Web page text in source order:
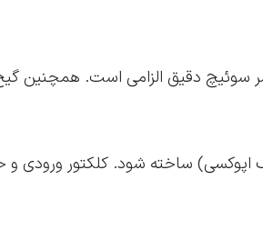
سوئیچ دقیق الزامی است.
ساخته شود. کلکتور ورودی و